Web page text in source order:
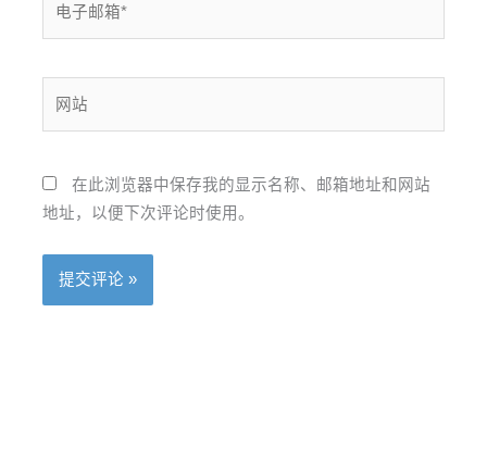
箱
在此浏览器中保存我的显示名称、邮箱地址和网站
地址，以便下次评论时使用。